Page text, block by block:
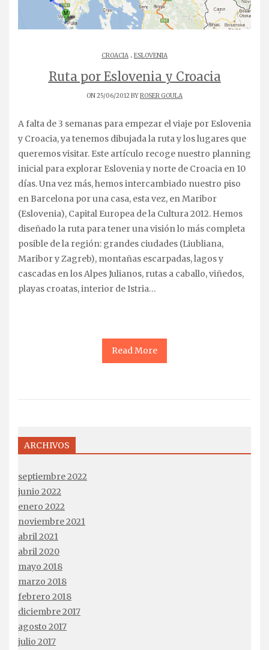
CROACIA . ESLOVENIA
Ruta por Eslovenia y Croacia
ON 25/06/2012 BYROSER GOULA
A falta de 3 semanas para empezar el viaje por Eslovenia
y Croacia, ya tenemos dibujada la ruta y los lugares que
queremos visitar. Este artículo recoge nuestro planning
inicial para explorar Eslovenia y norte de Croacia en 10
días. Una vez más, hemos intercambiado nuestro piso
en Barcelona por una casa, esta vez, en Maribor
(Eslovenia), Capital Europea de la Cultura 2012. Hemos
diseñado la ruta para tener una visión lo más completa
posible de la región: grandes ciudades (Liubliana,
Maribor y Zagreb), montañas escarpadas, lagos y
cascadas en los Alpes Julianos, rutas a caballo, viñedos,
playas croatas, interior de Istria…
Read More
ARCHIVOS
septiembre 2022
junio 2022
enero 2022
noviembre 2021
abril 2021
abril 2020
mayo 2018
marzo 2018
febrero 2018
diciembre 2017
agosto 2017
julio 2017